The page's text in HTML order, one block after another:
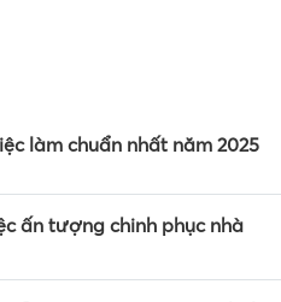
làm chuẩn nhất năm 2025
ấn tượng chinh phục nhà